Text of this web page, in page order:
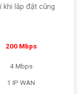
khi lắp đặt cũng
200 Mbps
4 Mbps
1 IP WAN